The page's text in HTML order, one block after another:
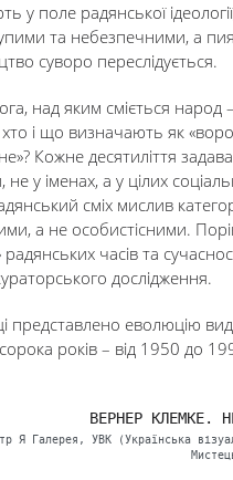
у поле радянської
та небезпечними, а
суворо переслідується.
над яким сміється народ
і що визначають як
Кожне десятиліття
у іменах, а у цілих
сміх мислив
а не особистісними.
радянських часів та
дослідження.
представлено еволюцію
років – від 1950 до
ВЕРНЕР КЛЕМКЕ.
Я Галерея, УВК (Українська